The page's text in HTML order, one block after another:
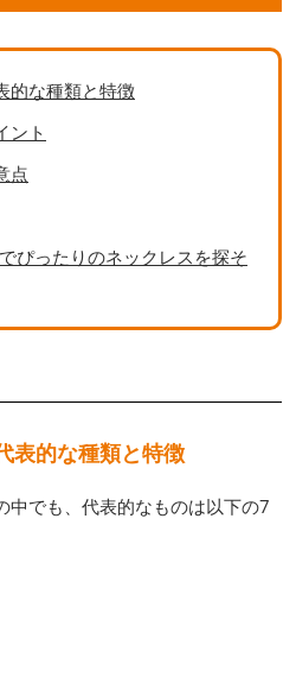
的な種類と特徴
ント
点
でぴったりのネックレスを探そ
表的な種類と特徴
中でも、代表的なものは以下の7